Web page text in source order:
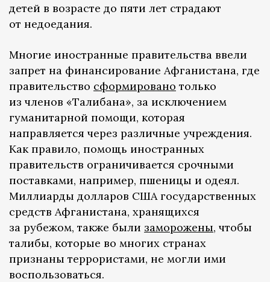
детей в возрасте до пяти лет страдают
от недоедания.
Многие иностранные правительства ввели
запрет на финансирование Афганистана, где
правительство сформировано только
из членов «Талибана», за исключением
гуманитарной помощи, которая
направляется через различные учреждения.
Как правило, помощь иностранных
правительств ограничивается срочными
поставками, например, пшеницы и одеял.
Миллиарды долларов США государственных
средств Афганистана, хранящихся
за рубежом, также были заморожены, чтобы
талибы, которые во многих странах
признаны террористами, не могли ими
воспользоваться.